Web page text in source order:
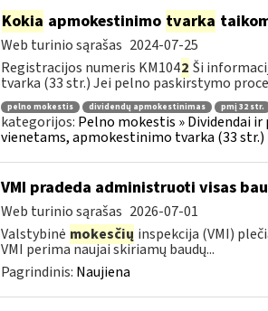
Kokia apmokestinimo tvarka
Web turinio sąrašas 2024-07-25
Registracijos numeris KM1042 Ši
tvarka (33 str.) Jei pelno paskirstymo
pelno mokestis dividendų apmokestinimas pmį 32 str.
kategorijos: Pelno mokestis » Dividendai
vienetams, apmokestinimo tvarka (33 str.)
VMI pradeda administruoti visas
Web turinio sąrašas 2026-07-01
Valstybinė mokesčių inspekcija (VMI)
VMI perima naujai skiriamų baudų...
Pagrindinis: Naujiena